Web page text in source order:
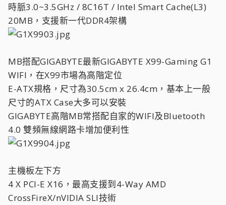
時脈3.0~3.5GHz / 8C16T / Intel Smart Cache(L3)
20MB，支援新一代DDR4架構
MB搭配GIGABYTE最新GIGABYTE X99-Gaming G1
WIFI，在X99市場為高階定位
E-ATX規格，尺寸為30.5cm x 26.4cm，基本上一般
尺寸的ATX Case大多可以安裝
GIGABYTE高階MB常搭配自家的WIFI及Bluetooth
4.0 雙頻無線網路卡增加便利性
主機板左下方
4 X PCI-E X16，最高支援到4-Way AMD
CrossFireX/nVIDIA SLI技術